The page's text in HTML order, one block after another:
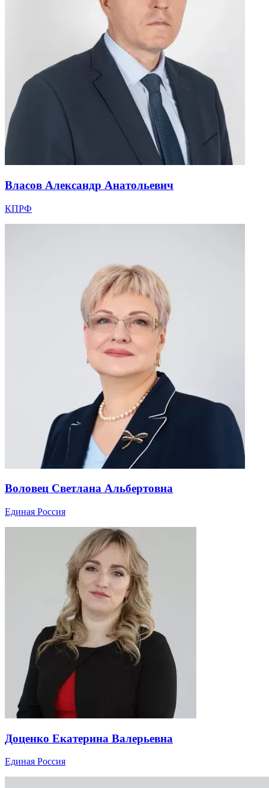
Власов Александр Анатольевич
КПРФ
Воловец Светлана Альбертовна
Единая Россия
Доценко Екатерина Валерьевна
Единая Россия